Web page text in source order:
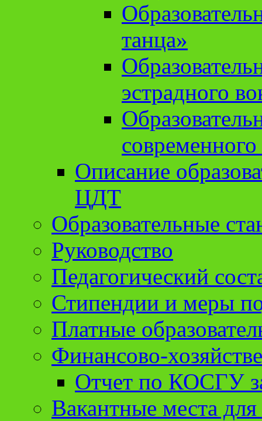
танца»
эстрадного
Описание
ЦДТ
Образовательные
Руководство
Педагогический
Стипендии и меры
Платные
Финансово-
Отчет по КОСГУ
Вакантные места